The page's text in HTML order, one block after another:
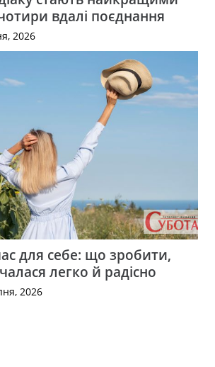
вдалі поєднання
2026
для себе: що зробити,
легко й радісно
2026